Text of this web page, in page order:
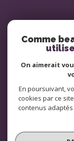
1
Comme
On aimerait
En poursuivant,
cookies par ce
contenus